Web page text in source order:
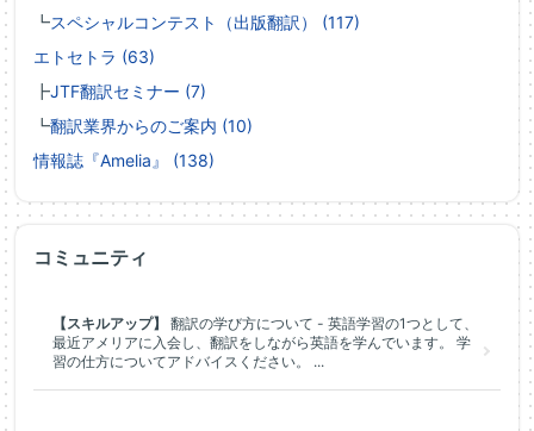
┗スペシャルコンテスト（出版翻訳） (117)
エトセトラ (63)
┣JTF翻訳セミナー (7)
┗翻訳業界からのご案内 (10)
情報誌『Amelia』 (138)
コミュニティ
【スキルアップ】
翻訳の学び方について - 英語学習の1つとして、
最近アメリアに入会し、翻訳をしながら英語を学んでいます。 学
習の仕方についてアドバイスください。 ...